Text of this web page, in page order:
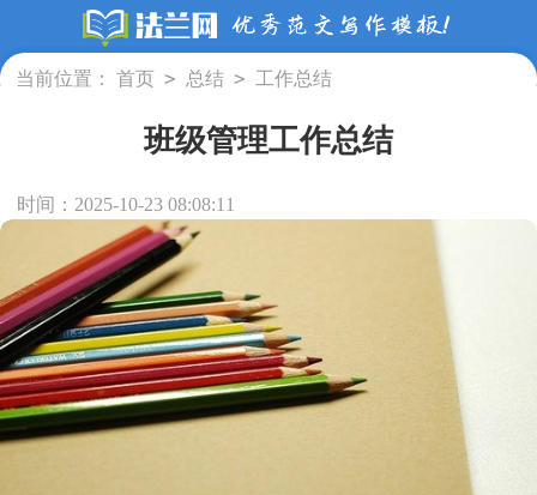
当前位置： 首页 > 总结 > 工作总结
班级管理工作总结
时间：2025-10-23 08:08:11